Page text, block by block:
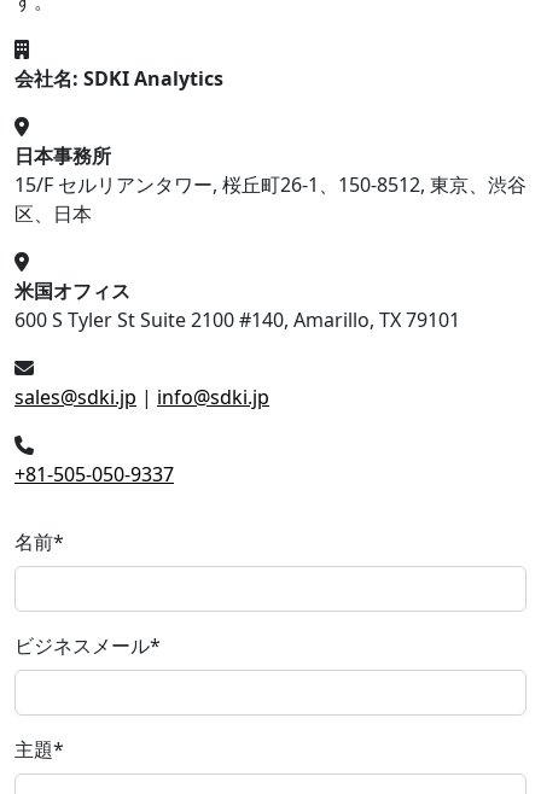
会社名: SDKI Analytics
日本事務所
15/F セルリアンタワー, 桜丘町26-1、150-8512, 東京、渋谷
区、日本
米国オフィス
600 S Tyler St Suite 2100 #140, Amarillo, TX 79101
sales@sdki.jp | info@sdki.jp
+81-505-050-9337
名前*
ビジネスメール*
主題*